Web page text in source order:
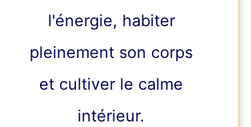
l'énergie, habiter
pleinement son corps
et cultiver le calme
intérieur.